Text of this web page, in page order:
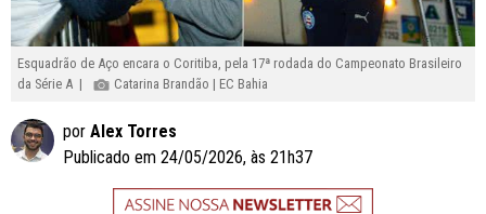
Esquadrão de Aço encara o Coritiba, pela 17ª rodada do Campeonato Brasileiro
da Série A |
Catarina Brandão | EC Bahia
por Alex Torres
Publicado em 24/05/2026, às 21h37